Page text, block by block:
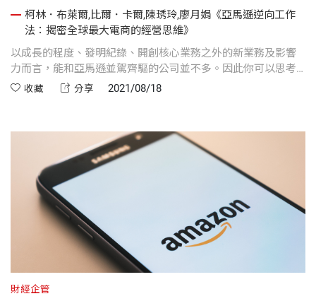
柯林．布萊爾,比爾．卡爾,陳琇玲,廖月娟《亞馬遜逆向工作
法：揭密全球最大電商的經營思維》
以成長的程度、發明紀錄、開創核心業務之外的新業務及影響
力而言，能和亞馬遜並駕齊驅的公司並不多。因此你可以思考
實踐亞馬遜之道能為你的公司帶來什麼助益，更重要的是，你
收藏 分享 2021/08/18
財經企管